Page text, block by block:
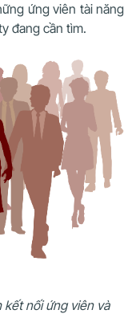
ứng viên tài năng
đang cần tìm.
nối ứng viên và